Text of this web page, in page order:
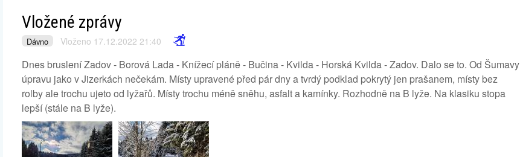
Vložené zprávy
Dávno Vloženo 17.12.2022 21:40
Dnes bruslení Zadov - Borová Lada - Knížecí pláně - Bučina - Kvilda - Horská Kvilda - Zadov. Dalo se to. Od Šumavy
úpravu jako v Jizerkách nečekám. Místy upravené před pár dny a tvrdý podklad pokrytý jen prašanem, místy bez
rolby ale trochu ujeto od lyžařů. Místy trochu méně sněhu, asfalt a kamínky. Rozhodně na B lyže. Na klasiku stopa
lepší (stále na B lyže).